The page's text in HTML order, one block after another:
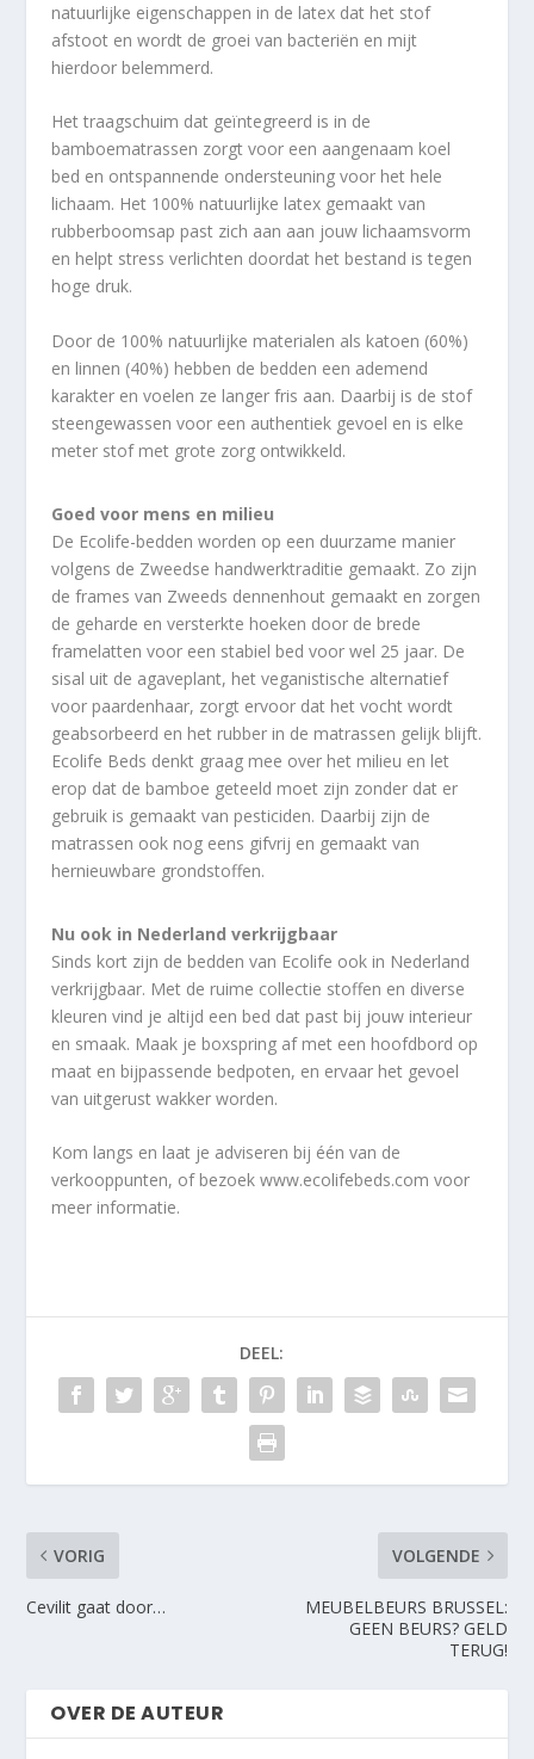
natuurlijke eigenschappen in de latex dat het stof
afstoot en wordt de groei van bacteriën en mijt
hierdoor belemmerd.
Het traagschuim dat geïntegreerd is in de
bamboematrassen zorgt voor een aangenaam koel
bed en ontspannende ondersteuning voor het hele
lichaam. Het 100% natuurlijke latex gemaakt van
rubberboomsap past zich aan aan jouw lichaamsvorm
en helpt stress verlichten doordat het bestand is tegen
hoge druk.
Door de 100% natuurlijke materialen als katoen (60%)
en linnen (40%) hebben de bedden een ademend
karakter en voelen ze langer fris aan. Daarbij is de stof
steengewassen voor een authentiek gevoel en is elke
meter stof met grote zorg ontwikkeld.
Goed voor mens en milieu
De Ecolife-bedden worden op een duurzame manier
volgens de Zweedse handwerktraditie gemaakt. Zo zijn
de frames van Zweeds dennenhout gemaakt en zorgen
de geharde en versterkte hoeken door de brede
framelatten voor een stabiel bed voor wel 25 jaar. De
sisal uit de agaveplant, het veganistische alternatief
voor paardenhaar, zorgt ervoor dat het vocht wordt
geabsorbeerd en het rubber in de matrassen gelijk blijft.
Ecolife Beds denkt graag mee over het milieu en let
erop dat de bamboe geteeld moet zijn zonder dat er
gebruik is gemaakt van pesticiden. Daarbij zijn de
matrassen ook nog eens gifvrij en gemaakt van
hernieuwbare grondstoffen.
Nu ook in Nederland verkrijgbaar
Sinds kort zijn de bedden van Ecolife ook in Nederland
verkrijgbaar. Met de ruime collectie stoffen en diverse
kleuren vind je altijd een bed dat past bij jouw interieur
en smaak. Maak je boxspring af met een hoofdbord op
maat en bijpassende bedpoten, en ervaar het gevoel
van uitgerust wakker worden.
Kom langs en laat je adviseren bij één van de
verkooppunten, of bezoek www.ecolifebeds.com voor
meer informatie.
DEEL:
VORIG
Cevilit gaat door…
VOLGENDE
MEUBELBEURS BRUSSEL:
GEEN BEURS? GELD
TERUG!
OVER DE AUTEUR